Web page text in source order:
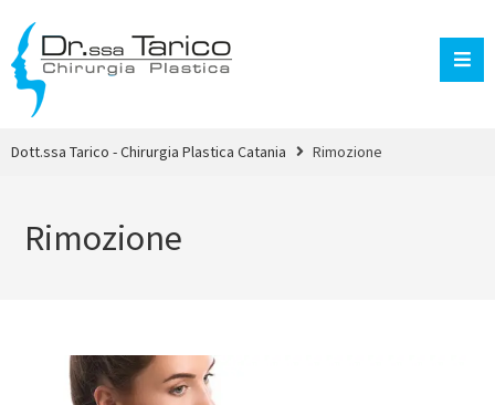
Dott.ssa Tarico - Chirurgia Plastica Catania Rimozione
Rimozione